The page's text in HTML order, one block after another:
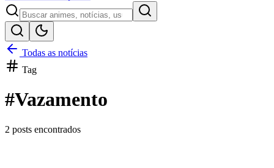
Todas as notícias
Tag
#Vazamento
2 posts encontrados